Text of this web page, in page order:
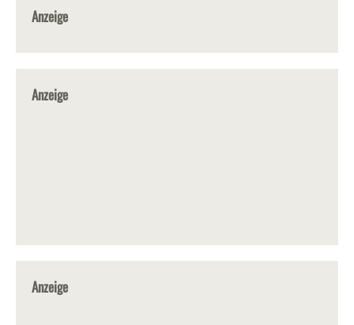
Anzeige
Anzeige
Anzeige